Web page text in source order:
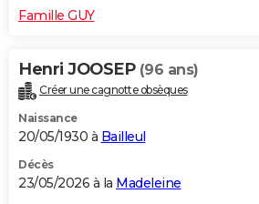
Famille GUY
Henri JOOSEP (96 ans)
Créer une cagnotte obsèques
Naissance
20/05/1930 à Bailleul
Décès
23/05/2026 à la Madeleine